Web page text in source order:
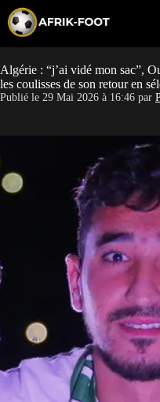
p
o
c
o
t
Algérie : “j’ai vidé mon sac”,
les coulisses de son retour en
Publié le 29 Mai 2026 à 16:46 par